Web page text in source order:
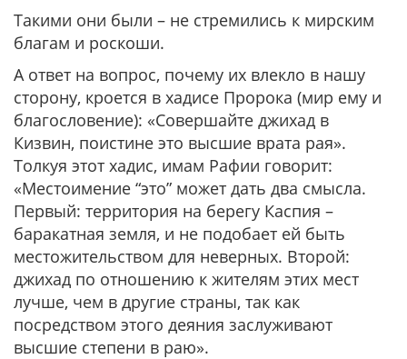
Такими они были – не стремились к мирским
благам и роскоши.
А ответ на вопрос, почему их влекло в нашу
сторону, кроется в хадисе Пророка (мир ему и
благословение): «Совершайте джихад в
Кизвин, поистине это высшие врата рая».
Толкуя этот хадис, имам Рафии говорит:
«Местоимение “это” может дать два смысла.
Первый: территория на берегу Каспия –
баракатная земля, и не подобает ей быть
местожительством для неверных. Второй:
джихад по отношению к жителям этих мест
лучше, чем в другие страны, так как
посредством этого деяния заслуживают
высшие степени в раю».